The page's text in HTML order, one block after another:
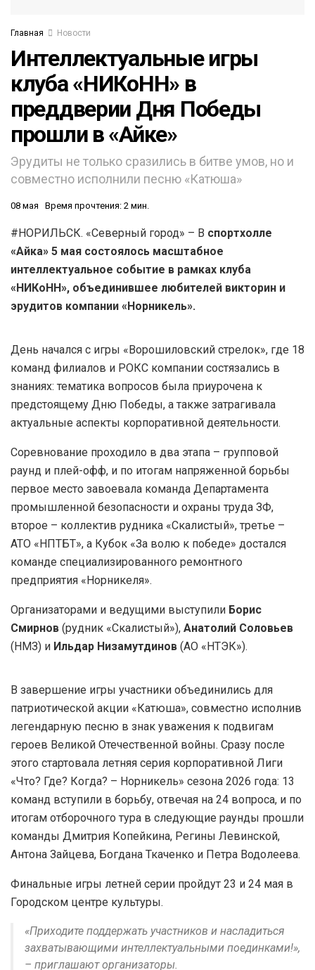
Главная Новости
Интеллектуальные игры
клуба «НИКоНН» в
преддверии Дня Победы
прошли в «Айке»
Эрудиты не только сразились в битве умов, но и
совместно исполнили песню «Катюша»
08 мая Время прочтения: 2 мин.
#НОРИЛЬСК. «Северный город» – В спортхолле
«Айка» 5 мая состоялось масштабное
интеллектуальное событие в рамках клуба
«НИКоНН», объединившее любителей викторин и
эрудитов компании «Норникель».
День начался с игры «Ворошиловский стрелок», где 18
команд филиалов и РОКС компании состязались в
знаниях: тематика вопросов была приурочена к
предстоящему Дню Победы, а также затрагивала
актуальные аспекты корпоративной деятельности.
Соревнование проходило в два этапа – групповой
раунд и плей-офф, и по итогам напряженной борьбы
первое место завоевала команда Департамента
промышленной безопасности и охраны труда ЗФ,
второе – коллектив рудника «Скалистый», третье –
АТО «НПТБТ», а Кубок «За волю к победе» достался
команде специализированного ремонтного
предприятия «Норникеля».
Организаторами и ведущими выступили Борис
Смирнов (рудник «Скалистый»), Анатолий Соловьев
(НМЗ) и Ильдар Низамутдинов (АО «НТЭК»).
В завершение игры участники объединились для
патриотической акции «Катюша», совместно исполнив
легендарную песню в знак уважения к подвигам
героев Великой Отечественной войны. Сразу после
этого стартовала летняя серия корпоративной Лиги
«Что? Где? Когда? – Норникель» сезона 2026 года: 13
команд вступили в борьбу, отвечая на 24 вопроса, и по
итогам отборочного тура в следующие раунды прошли
команды Дмитрия Копейкина, Регины Левинской,
Антона Зайцева, Богдана Ткаченко и Петра Водолеева.
Финальные игры летней серии пройдут 23 и 24 мая в
Городском центре культуры.
«Приходите поддержать участников и насладиться
захватывающими интеллектуальными поединками!»,
– приглашают организаторы.